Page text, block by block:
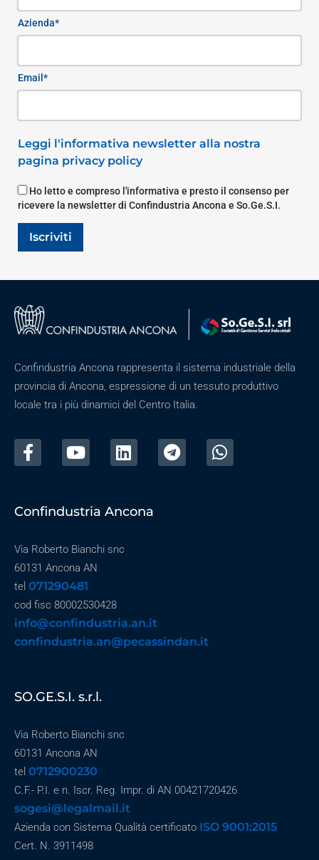
Azienda*
Email*
Leggi l'informativa newsletter alla nostra
pagina privacy policy
Ho letto e compreso l'informativa e presto il consenso per
ricevere la newsletter di Confindustria Ancona e So.Ge.S.I.
Iscriviti
Confindustria Ancona rappresenta il sistema industriale della
provincia di Ancona, espressione di un tessuto produttivo
locale tra i più dinamici del Centro Italia.
Confindustria Ancona
Via Roberto Bianchi snc
60131 Ancona AN
tel 071290481
cod fisc 80002530428
info@confindustria.an.it
confindustria.an@pecassindan.it
SO.GE.S.I. s.r.l.
Via Roberto Bianchi snc
60131 Ancona AN
tel 0712900230
C.F.- P.I. e n. Iscr. Reg. Impr. di AN 00421720426
sogesi@legalmail.it
Azienda con Sistema Qualità certificato ISO 9001:2015
Cert. N. 3911498